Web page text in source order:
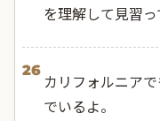
を理解して見習っ
26
カリフォルニア
でいるよ。